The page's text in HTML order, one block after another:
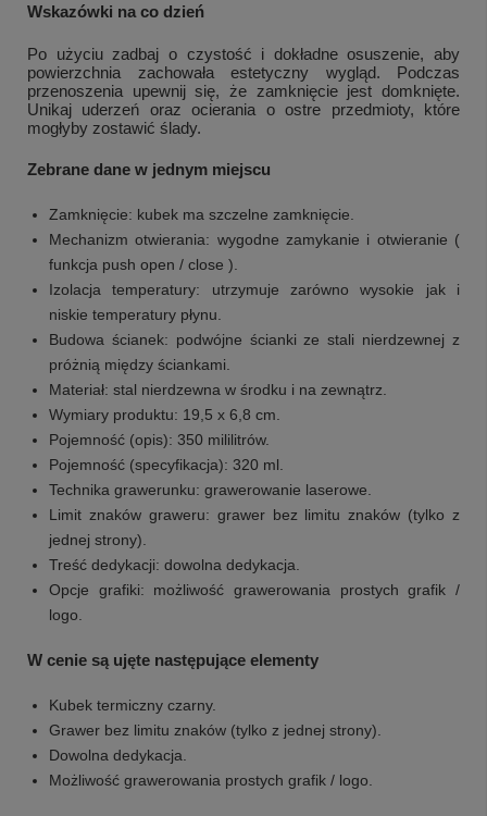
Wskazówki na co dzień
Po użyciu zadbaj o czystość i dokładne osuszenie, aby
powierzchnia zachowała estetyczny wygląd. Podczas
przenoszenia upewnij się, że zamknięcie jest domknięte.
Unikaj uderzeń oraz ocierania o ostre przedmioty, które
mogłyby zostawić ślady.
Zebrane dane w jednym miejscu
Zamknięcie: kubek ma szczelne zamknięcie.
Mechanizm otwierania: wygodne zamykanie i otwieranie (
funkcja push open / close ).
Izolacja temperatury: utrzymuje zarówno wysokie jak i
niskie temperatury płynu.
Budowa ścianek: podwójne ścianki ze stali nierdzewnej z
próżnią między ściankami.
Materiał: stal nierdzewna w środku i na zewnątrz.
Wymiary produktu: 19,5 x 6,8 cm.
Pojemność (opis): 350 mililitrów.
Pojemność (specyfikacja): 320 ml.
Technika grawerunku: grawerowanie laserowe.
Limit znaków graweru: grawer bez limitu znaków (tylko z
jednej strony).
Treść dedykacji: dowolna dedykacja.
Opcje grafiki: możliwość grawerowania prostych grafik /
logo.
W cenie są ujęte następujące elementy
Kubek termiczny czarny.
Grawer bez limitu znaków (tylko z jednej strony).
Dowolna dedykacja.
Możliwość grawerowania prostych grafik / logo.